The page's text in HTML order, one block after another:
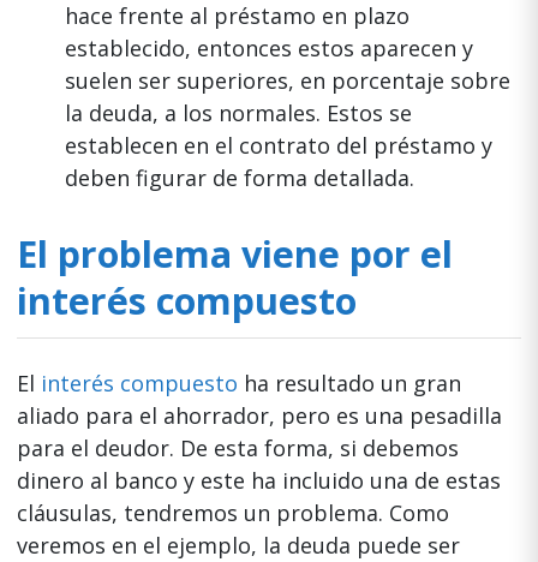
hace frente al préstamo en plazo
establecido, entonces estos aparecen y
suelen ser superiores, en porcentaje sobre
la deuda, a los normales. Estos se
establecen en el contrato del préstamo y
deben figurar de forma detallada.
El problema viene por el
interés compuesto
El interés compuesto ha resultado un gran
aliado para el ahorrador, pero es una pesadilla
para el deudor. De esta forma, si debemos
dinero al banco y este ha incluido una de estas
cláusulas, tendremos un problema. Como
veremos en el ejemplo, la deuda puede ser